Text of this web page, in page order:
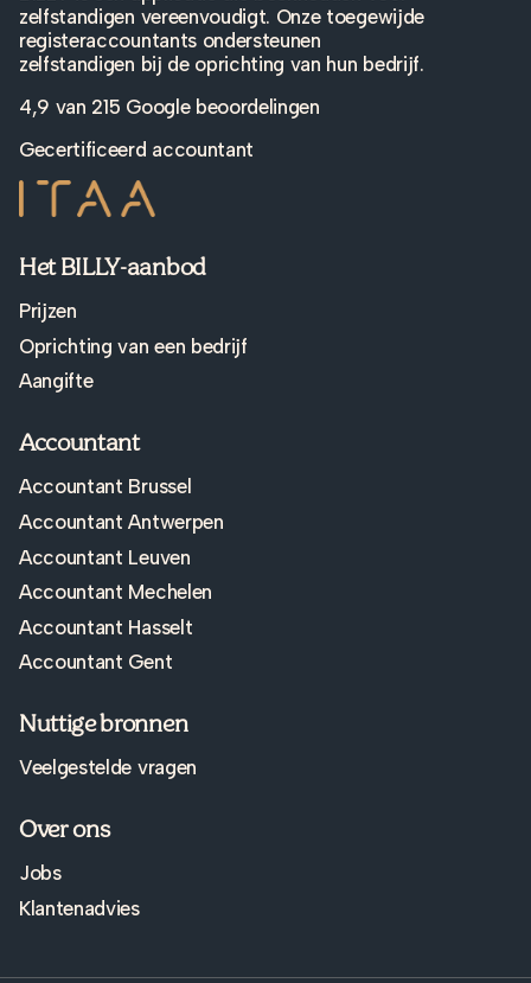
zelfstandigen vereenvoudigt. Onze toegewijde
registeraccountants ondersteunen
zelfstandigen bij de oprichting van hun bedrijf.
4,9 van 215 Google beoordelingen
Gecertificeerd accountant
Het BILLY-aanbod
Prijzen
Oprichting van een bedrijf
Aangifte
Accountant
Accountant Brussel
Accountant Antwerpen
Accountant Leuven
Accountant Mechelen
Accountant Hasselt
Accountant Gent
Nuttige bronnen
Veelgestelde vragen
Over ons
Jobs
Klantenadvies